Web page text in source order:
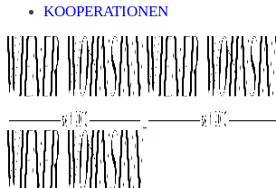
KOOPERATIONEN